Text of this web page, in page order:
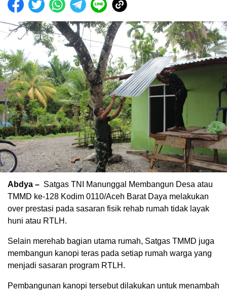
Abdya – Satgas TNI Manunggal Membangun Desa atau
TMMD ke-128 Kodim 0110/Aceh Barat Daya melakukan
over prestasi pada sasaran fisik rehab rumah tidak layak
huni atau RTLH.
Selain merehab bagian utama rumah, Satgas TMMD juga
membangun kanopi teras pada setiap rumah warga yang
menjadi sasaran program RTLH.
Pembangunan kanopi tersebut dilakukan untuk menambah